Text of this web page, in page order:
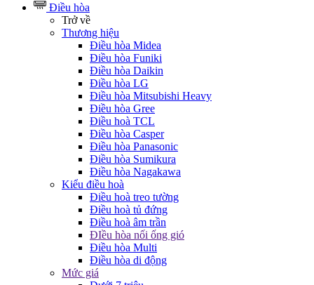
Điều hòa
Trở về
Thương hiệu
Điều hòa Midea
Điều hòa Funiki
Điều hòa Daikin
Điều hòa LG
Điều hòa Mitsubishi Heavy
Điều hòa Gree
Điều hoà TCL
Điều hòa Casper
Điều hòa Panasonic
Điều hòa Sumikura
Điều hòa Nagakawa
Kiểu điều hoà
Điều hoà treo tường
Điều hoà tủ đứng
Điều hoà âm trần
ĐIều hòa nối ống gió
Điều hòa Multi
Điều hòa di động
Mức giá